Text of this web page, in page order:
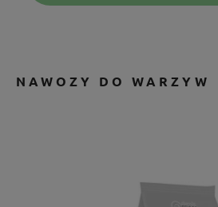
NAWOZY DO WARZYW